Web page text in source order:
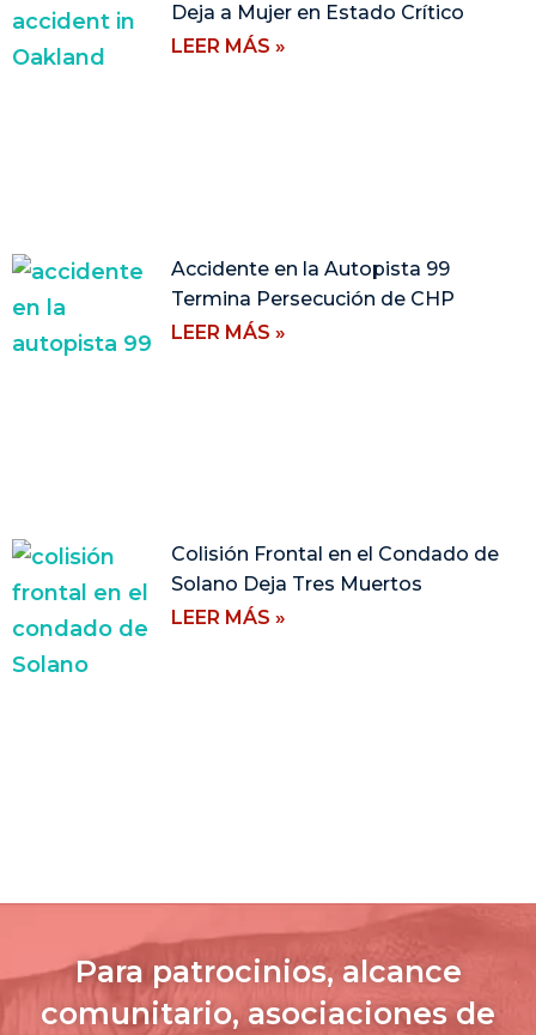
Deja a Mujer en Estado Crítico
LEER MÁS »
Accidente en la Autopista 99
Termina Persecución de CHP
LEER MÁS »
Colisión Frontal en el Condado de
Solano Deja Tres Muertos
LEER MÁS »
Para patrocinios, alcance
comunitario, asociaciones de